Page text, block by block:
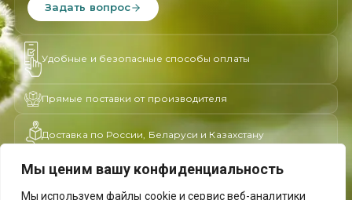
Мы ценим вашу конфиденциальность
Мы используем файлы cookie и сервис веб-аналитики
Задать вопрос
Удобные и безопасные способы оплаты
Прямые поставки от производителя
Доставка по России, Беларуси и Казахстану
Политика конфиденциальностиДоставка и возврат